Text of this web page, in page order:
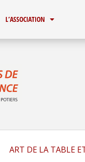
L’ASSOCIATION
ART DE LA TABLE